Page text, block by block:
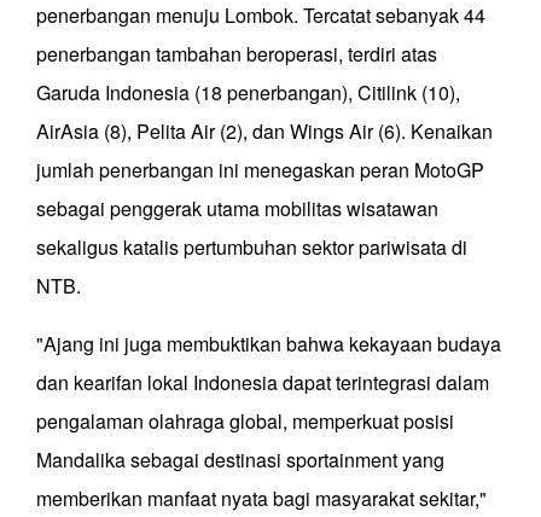
penerbangan menuju Lombok. Tercatat sebanyak 44
penerbangan tambahan beroperasi, terdiri atas
Garuda Indonesia (18 penerbangan), Citilink (10),
AirAsia (8), Pelita Air (2), dan Wings Air (6). Kenaikan
jumlah penerbangan ini menegaskan peran MotoGP
sebagai penggerak utama mobilitas wisatawan
sekaligus katalis pertumbuhan sektor pariwisata di
NTB.
"Ajang ini juga membuktikan bahwa kekayaan budaya
dan kearifan lokal Indonesia dapat terintegrasi dalam
pengalaman olahraga global, memperkuat posisi
Mandalika sebagai destinasi sportainment yang
memberikan manfaat nyata bagi masyarakat sekitar,"